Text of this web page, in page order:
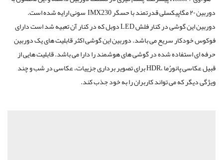
دوربین ۲۰ مگاپیکسلی قدرتمند با حسگر IMX230 سونی ارایه شده است.
دوربین این گوشی در کنار فلش LED دوبل که در کنار آن تعبیه شد است دارای
فوکوس خودکار سریع می باشد. دوربین این گوشی اکثر قابلیت های یک دوربین
حرفه ای استفاده شده در گوشی های هوشمند را دارا می باشد. قابلیت هایی از
قبیل عکاسی پانورُما ،HDR برای تصویر برداری جزییات، عکاسی در شب و چند
ویژگی دیگر که می تواند کاربران را به خود جذب کند.